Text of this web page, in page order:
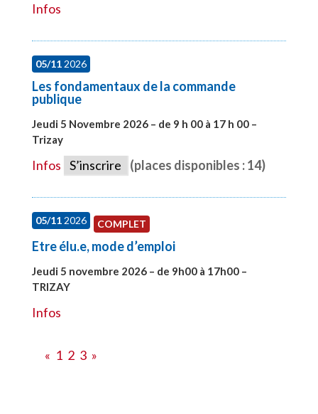
Infos
05/112026
Les fondamentaux de la commande
publique
Jeudi 5 Novembre 2026 – de 9 h 00 à 17 h 00 –
Trizay
Infos S’inscrire (places disponibles : 14)
05/112026 COMPLET
Etre élu.e, mode d’emploi
Jeudi 5 novembre 2026 – de 9h00 à 17h00 –
TRIZAY
Infos
« 1 2 3 »